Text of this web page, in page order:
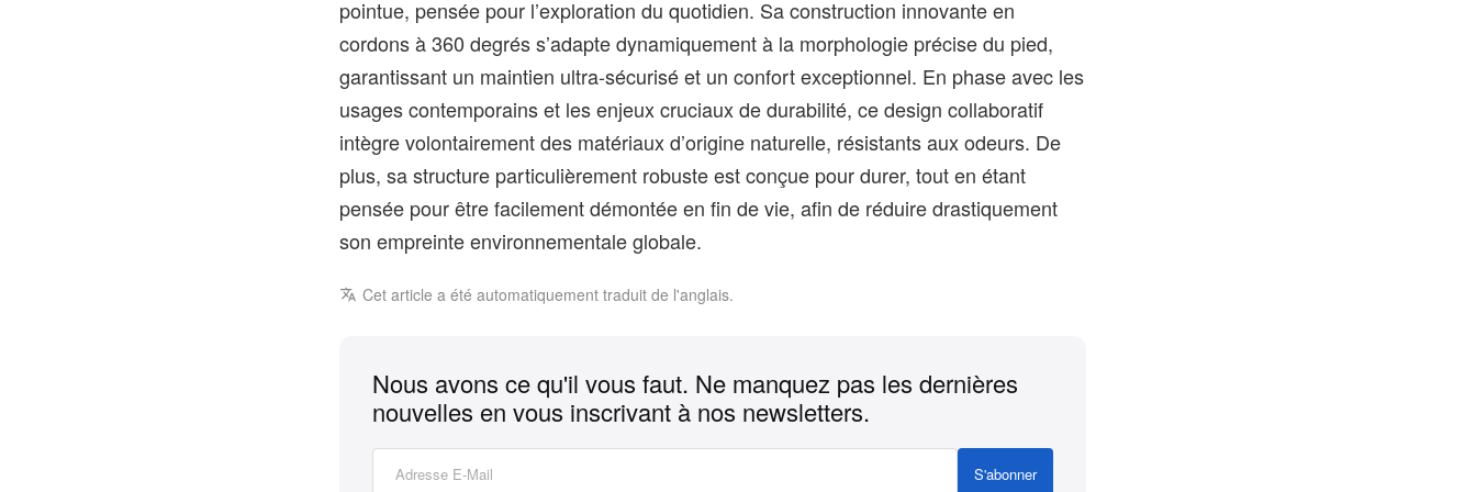
pointue, pensée pour l’exploration du quotidien. Sa construction innovante en
cordons à 360 degrés s’adapte dynamiquement à la morphologie précise du pied,
garantissant un maintien ultra-sécurisé et un confort exceptionnel. En phase avec les
usages contemporains et les enjeux cruciaux de durabilité, ce design collaboratif
intègre volontairement des matériaux d’origine naturelle, résistants aux odeurs. De
plus, sa structure particulièrement robuste est conçue pour durer, tout en étant
pensée pour être facilement démontée en fin de vie, afin de réduire drastiquement
son empreinte environnementale globale.
Cet article a été automatiquement traduit de l'anglais.
Nous avons ce qu'il vous faut. Ne manquez pas les dernières
nouvelles en vous inscrivant à nos newsletters.
S'abonner